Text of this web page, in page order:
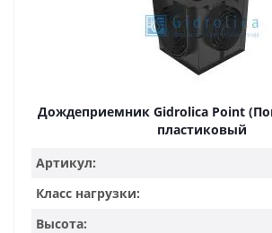
Дождеприемник Gidrolica Point
пластиковый
Артикул:
Класс нагрузки:
Высота: